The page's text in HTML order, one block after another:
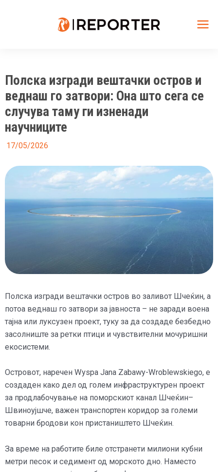
Полска изгради вештачки остров и
веднаш го затвори: Она што сега се
случува таму ги изненади
научниците
17/05/2026
Полска изгради вештачки остров во заливот Шчеќин, а
потоа веднаш го затвори за јавноста – не заради воена
тајна или луксузен проект, туку за да создаде безбедно
засолниште за ретки птици и чувствителни мочуришни
екосистеми.
Островот, наречен Wyspa Jana Zabawy-Wroblewskiego, е
создаден како дел од голем инфраструктурен проект
за продлабочување на поморскиот канал Шчеќин–
Швиноујшче, важен транспортен коридор за големи
товарни бродови кон пристаништето Шчеќин.
За време на работите биле отстранети милиони кубни
метри песок и седимент од морското дно. Наместо